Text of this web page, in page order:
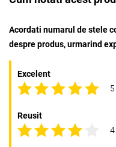
Acordati numarul de stele
despre produs, urmarind
Excelent
Reusit